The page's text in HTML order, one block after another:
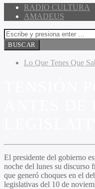
RADIO CULTURA
AMADEUS
Lo Que Tenes Que
El presidente del gobierno
noche del lunes su discurso
que generó choques en el
legislativas del 10 de